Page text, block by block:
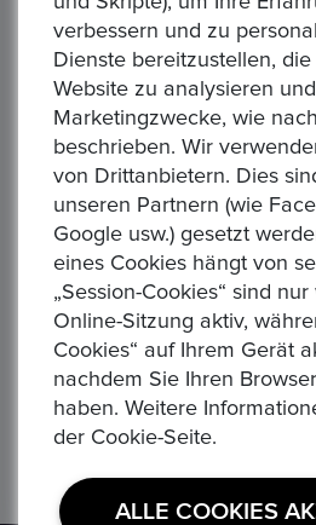
Verfügbar
0Menge.
‹
verbessern und zu
Dienste bereitzustellen,
Website zu analysieren
Marketingzwecke, wie
beschrieben. Wir
von Drittanbietern. Dies
unseren Partnern (wie
Google usw.) gesetzt
eines Cookies hängt von
„Session-Cookies“ sind
Online-Sitzung aktiv,
Cookies“ auf Ihrem Gerät
nachdem Sie Ihren
haben. Weitere
der Cookie-Seite.
ALLE COOKIES